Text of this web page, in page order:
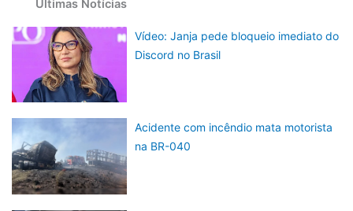
Últimas Notícias
Vídeo: Janja pede bloqueio imediato do
Discord no Brasil
Acidente com incêndio mata motorista
na BR-040